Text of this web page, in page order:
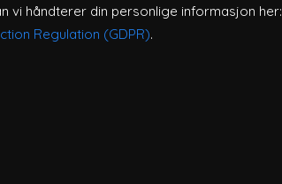
vi håndterer din personlige informasjon her:
Regulation (GDPR).